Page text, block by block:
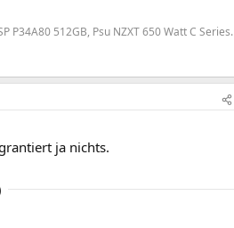
P34A80 512GB, Psu NZXT 650 Watt C Series.
ja nichts.